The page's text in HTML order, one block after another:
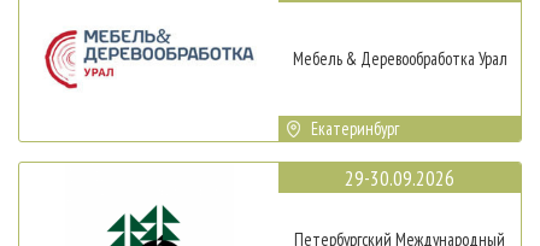
Мебель & Деревообработка Урал
Екатеринбург
29-30.09.2026
Петербургский Международный